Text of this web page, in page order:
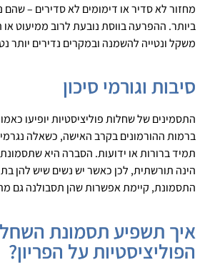
מחזור לא סדיר או דימומים לא סדירים –
ביותר. ההפרעה בווסת נובעת לרוב ממיעוט או
משקל ונטייה להשמנה ובמקרים נדירים יותר
סיבות וגורמי סיכון
התסמינים של שחלות פוליציסטיות יופיעו
ברמות ההורמונים בקרב האישה, כשאלה
תמיד ברורות או ידועות. הסברה היא
הינה תורשתית, לכן כאשר יש נשים שיש להן
התסמונת, קיימת אפשרות שהן תסבולנה גם
איך תשפיע תסמונת
הפוליציסטיות על הפריון?